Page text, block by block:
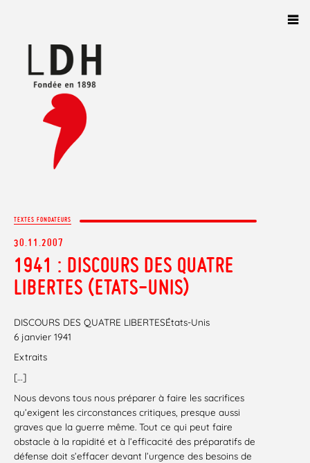
TEXTES FONDATEURS
30.11.2007
1941 : DISCOURS DES QUATRE
LIBERTES (ETATS-UNIS)
DISCOURS DES QUATRE LIBERTESÉtats-Unis
6 janvier 1941
Extraits
[…]
Nous devons tous nous préparer à faire les sacrifices
qu’exigent les circonstances critiques, presque aussi
graves que la guerre même. Tout ce qui peut faire
obstacle à la rapidité et à l’efficacité des préparatifs de
défense doit s’effacer devant l’urgence des besoins de